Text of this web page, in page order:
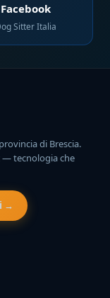
Facebook
Sitter Italia
di Brescia.
— tecnologia che
→